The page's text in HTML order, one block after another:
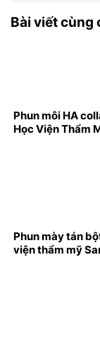
Bài viết cùng
Phun môi HA
Học Viện Thẩm
Phun mày tán
viện thẩm mỹ